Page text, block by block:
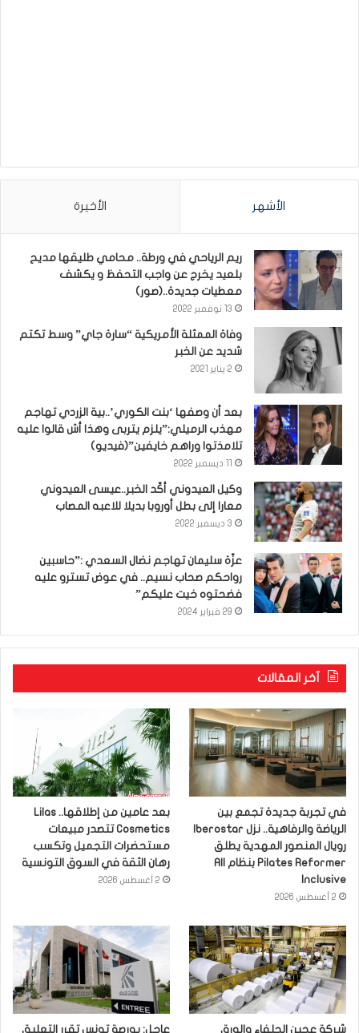
الأشهر الأخيرة
ريم الرياحي في ورطة.. محامي طليقها مديح
بلعيد يخرج عن واجب التحفظ و يكشف
معطيات جديدة..(صور)
13 نوفمبر 2022
وفاة الممثلة الأمريكية “سارة جاي” وسط تكتم
شديد عن الخبر
2 يناير 2021
بعد أن وصفها ‘بنت الكوري’..بية الزردي تهاجم
مهذب الرميلي:”يلزم يتربى وهذا أش قالوا عليه
تلامذتوا وراهم خايفين”(فيديو)
وكيل العيدوني أكّد الخبر..عيسى العيدوني
معارا إلى بطل أوروبا بديلا للاعبه المصاب
3 ديسمبر 2022
عزّة سليمان تهاجم نضال السعدي :”حاسبين
رواحكم صحاب نسيم.. في عوض تسترو عليه
فضحتوه خيت عليكم”
29 فبراير 2024
آخر المقالات
في تجربة جديدة تجمع بين
رويال المنصور المهدية يطلق
Pilates Reformer بنظام All
Inclusive
2 أغسطس 2026
بعد عامين من إطلاقها.. Lilas
Cosmetics تتصدر مبيعات
مستحضرات التجميل وتكسب
رهان الثقة في السوق التونسية
2 أغسطس 2026
شركة عجين الحلفاء والورق عاجل: بورصة تونس تقرر التعليق